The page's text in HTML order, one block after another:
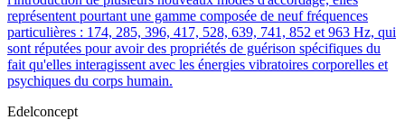
représentent pourtant une gamme composée de neuf fréquences
particulières : 174, 285, 396, 417, 528, 639, 741, 852 et 963 Hz, qui
sont réputées pour avoir des propriétés de guérison spécifiques du
fait qu'elles interagissent avec les énergies vibratoires corporelles et
psychiques du corps humain.
Edelconcept